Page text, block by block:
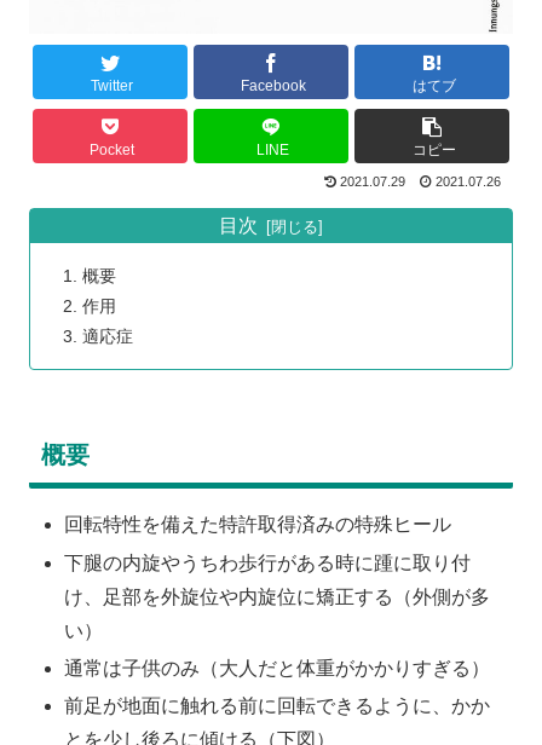
Twitter Facebook はてブ
Pocket LINE コピー
2021.07.29 2021.07.26
目次
概要
作用
適応症
概要
回転特性を備えた特許取得済みの特殊ヒール
下腿の内旋やうちわ歩行がある時に踵に取り付
け、足部を外旋位や内旋位に矯正する（外側が多
い）
通常は子供のみ（大人だと体重がかかりすぎる）
前足が地面に触れる前に回転できるように、かか
とを少し後ろに傾ける（下図）